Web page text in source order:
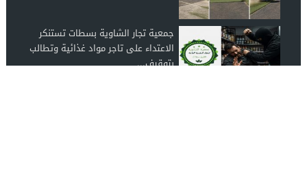
جمعية تجار الشاوية بسطات تستنكر
الاعتداء على تاجر مواد غذائية وتطالب
بتوقيف...